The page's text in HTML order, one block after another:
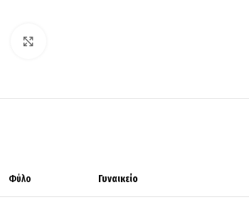
Φύλο Γυναικείο